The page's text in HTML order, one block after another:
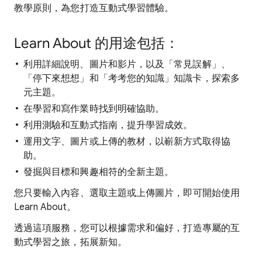
教學原則，為您打造互動式學習體驗。
Learn About 的用途包括：
利用詳細說明、圖片和影片，以及「常見誤解」、
「停下來想想」和「考考您的知識」知識卡，探索多
元主題。
在學習和寫作業時找到明確協助。
利用測驗和互動式指南，提升學習成效。
運用文字、圖片或上傳的教材，以嶄新方式取得協
助。
發掘與目標和興趣相符的全新主題。
您只要輸入內容、選取主題或上傳圖片，即可開始使用
Learn About。
透過這項服務，您可以根據需求和偏好，打造專屬的互
動式學習之旅，拓展新知。